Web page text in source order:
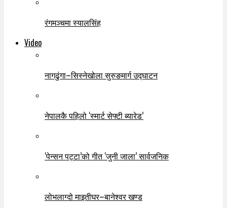
रंगमञ्चमा स्यालसिंह
Video
नागढुंगा–सिस्नेखोला सुरुङमार्ग उद्घाटन
नेपालकै पहिलो ‘स्मार्ट सेफ्टी ब्यारेड’
‘पेन्सन पट्टा’को गीत ‘जुनी जाला’ सार्वजनिक
लोभलाग्दो माइतीघर–बानेश्वर खण्ड